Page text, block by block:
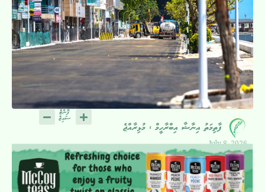
ފާތިމަތު އިނާޝާ އިބްރާހީމް ، މުޅިރާއްޖެ
July 8, 2026